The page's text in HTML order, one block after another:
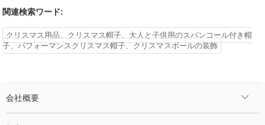
関連検索ワード:
クリスマス用品、クリスマス帽子、大人と子供用のスパンコール付き帽
子、パフォーマンスクリスマス帽子、クリスマスボールの装飾
会社概要